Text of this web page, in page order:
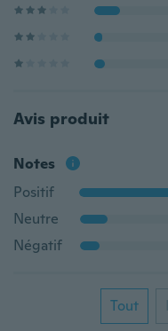
Avis produit
Notes
Positif
Neutre
Négatif
Tout